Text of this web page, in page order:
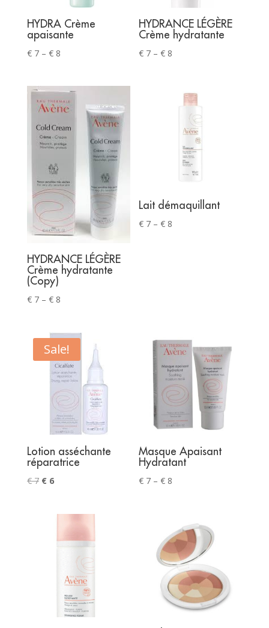
HYDRA Crème
apaisante
€7 – €8Price
€ 7
through
€ 8
HYDRANCE LÉGÈRE
Crème hydratante
€ 7 – € 8
through
HYDRANCE LÉGÈRE
Crème hydratante
(Copy)
€7 – €8Price
through
€ 8
Lait démaquillant
€ 7 – € 8
Sale!
Lotion asséchante
réparatrice
€7 Original
was:
€6Current
is:
Masque Apaisant
Hydratant
€ 7 – € 8
through
€ 8